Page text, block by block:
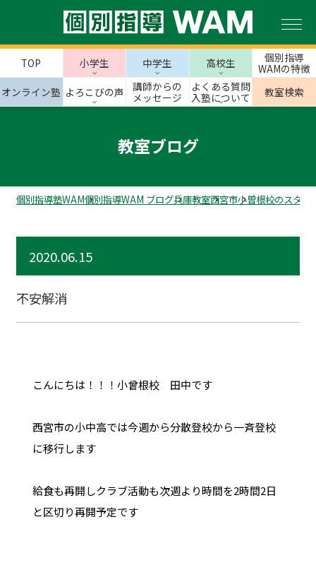
TOP 小学生 中学生 高校生
個別指導
WAMの特徴
オンライン塾 よろこびの声
講師からの
メッセージ
よくある質問
入塾について
教室検索
教室ブログ
個別指導塾WAM個別指導WAM ブログ兵庫教室西宮市小曽根校のスタッ
2020.06.15
不安解消
こんにちは！！！小曾根校 田中です
西宮市の小中高では今週から分散登校から一斉登校
に移行します
給食も再開しクラブ活動も次週より時間を2時間2日
と区切り再開予定です